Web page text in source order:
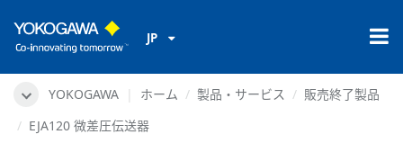
JP
YOKOGAWA ホーム 製品・サービス
販売終了製品
EJA120 微差圧伝送器